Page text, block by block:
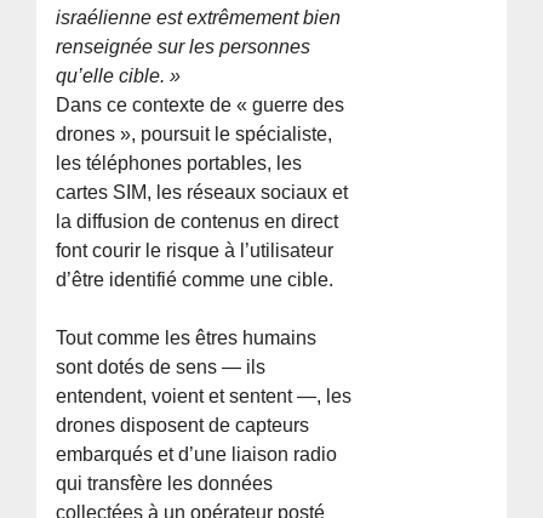
israélienne est extrêmement bien
renseignée sur les personnes
qu’elle cible. »
Dans ce contexte de « guerre des
drones », poursuit le spécialiste,
les téléphones portables, les
cartes SIM, les réseaux sociaux et
la diffusion de contenus en direct
font courir le risque à l’utilisateur
d’être identifié comme une cible.
Tout comme les êtres humains
sont dotés de sens — ils
entendent, voient et sentent —, les
drones disposent de capteurs
embarqués et d’une liaison radio
qui transfère les données
collectées à un opérateur posté